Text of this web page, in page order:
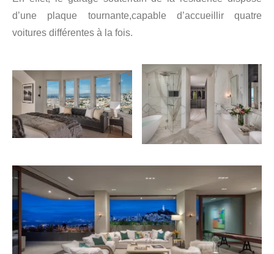
d’une plaque tournante,capable d’accueillir quatre
voitures différentes à la fois.